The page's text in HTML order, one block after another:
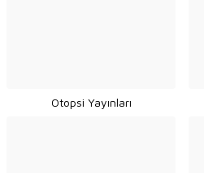
Otopsi Yayınları